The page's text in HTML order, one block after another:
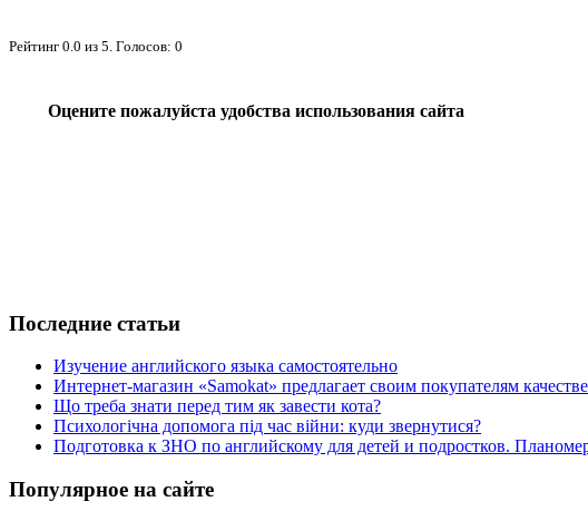
Рейтинг 0.0 из 5 . Голосов: 0
Оцените пожалуйста удобства использования сайта
Последние статьи
Изучение английского языка самостоятельно
Интернет-магазин «Samokat» предлагает своим покупателям
Що треба знати перед тим як завести кота?
Психологічна допомога під час війни: куди звернутися?
Подготовка к ЗНО по английскому для детей и подростков.
Популярное на сайте